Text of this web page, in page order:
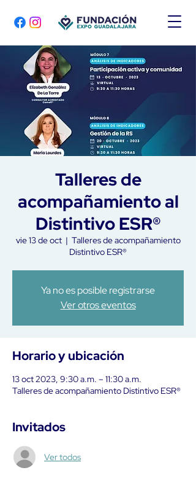
Talleres de
acompañamiento al
Distintivo ESR®
vie 13 de oct
  |
Talleres de acompañamiento
Distintivo ESR®
Ya no es posible registrarse
Ver otros eventos
Horario y ubicación
13 oct 2023, 9:30 a.m. – 11:30 a.m.
Talleres de acompañamiento Distintivo ESR®
Invitados
Ver todos